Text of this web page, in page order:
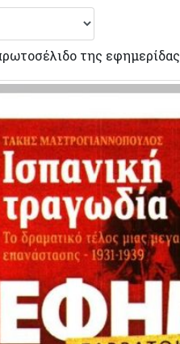
της εφημερίδας